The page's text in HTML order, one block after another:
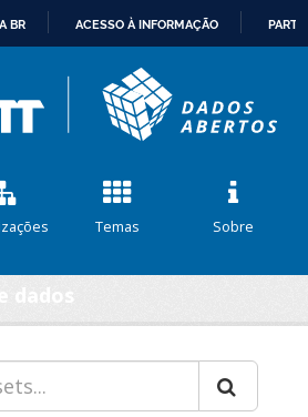
CONTEÚDO
BR ACESSO À INFORMAÇÃO
Temas Sobre